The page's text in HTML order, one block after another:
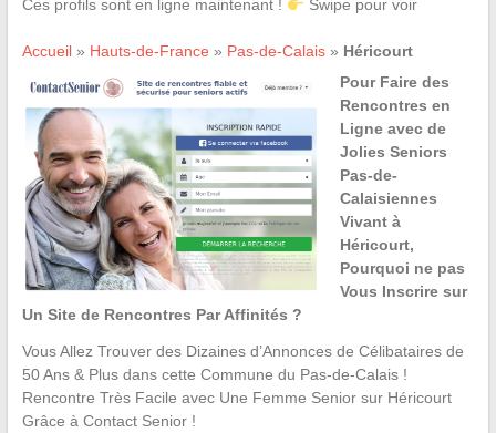
Ces profils sont en ligne maintenant ! Swipe pour voir
Accueil» Hauts-de-France » Pas-de-Calais» Héricourt
Pour Faire des
Rencontres en
Ligne avec de
Jolies Seniors
Pas-de-
Calaisiennes
Vivant à
Héricourt,
Pourquoi ne pas
Vous Inscrire sur
Un Site de Rencontres Par Affinités ?
Vous Allez Trouver des Dizaines d’Annonces de Célibataires de
50 Ans & Plus dans cette Commune du Pas-de-Calais !
Rencontre Très Facile avec Une Femme Senior sur Héricourt
Grâce à Contact Senior !